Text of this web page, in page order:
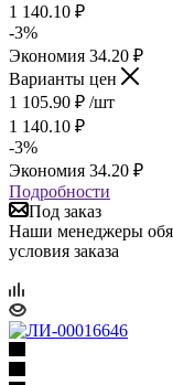
1 140.10 ₽
-3%
Экономия 34.20 ₽
Варианты цен
1 105.90 ₽ /шт
1 140.10 ₽
-3%
Экономия 34.20 ₽
Подробности
Под заказ
Наши менеджеры
условия заказа